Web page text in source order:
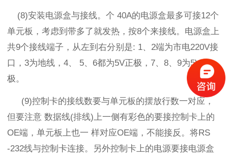
(8)安装电源盒与接线。个 40A的电源盒最多可接12个
单元板，考虑到带多了就发热，按8个来接线。电源盒上
共9个接线端子，从左到右分别是: 1、 2端为市电220V接
口， 3为地线， 4、 5、 6都为5V正极， 7、 8、 9为5V 负
极。
(9)控制卡的接线数要与单元板的摆放行数一对应，
但要注意 数据线(排线)上一侧有彩色的要接控制卡上的
OE端，单元板上也一 样对应OE端，不能接反。将RS
-232线与控制卡连接。另外控制卡上的电源要接电源盒